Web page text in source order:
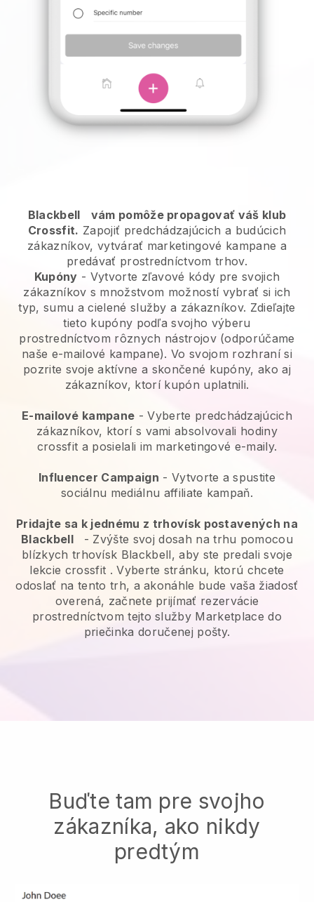
Blackbell
vám pomôže propagovať váš klub
Crossfit. Zapojiť predchádzajúcich a budúcich
zákazníkov, vytvárať marketingové kampane a
predávať prostredníctvom trhov.
Kupóny - Vytvorte zľavové kódy pre svojich
zákazníkov s množstvom možností vybrať si ich
typ, sumu a cielené služby a zákazníkov. Zdieľajte
tieto kupóny podľa svojho výberu
prostredníctvom rôznych nástrojov (odporúčame
naše e-mailové kampane). Vo svojom rozhraní si
pozrite svoje aktívne a skončené kupóny, ako aj
zákazníkov, ktorí kupón uplatnili.
E-mailové kampane -Vyberte predchádzajúcich
zákazníkov, ktorí s vami absolvovali hodiny
crossfit a posielali im marketingové e-maily.
Influencer Campaign - Vytvorte a spustite
sociálnu mediálnu affiliate kampaň.
Pridajte sa k jednému z trhovísk postavených na
Blackbell
- Zvýšte svoj dosah na trhu pomocou
blízkych trhovísk Blackbell, aby ste predali svoje
lekcie crossfit . Vyberte stránku, ktorú chcete
odoslať na tento trh, a akonáhle bude vaša žiadosť
overená, začnete prijímať rezervácie
prostredníctvom tejto služby Marketplace do
priečinka doručenej pošty.
Buďte tam pre svojho
zákazníka, ako nikdy
predtým